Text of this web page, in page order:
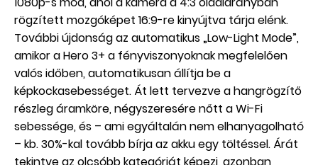
rögzített mozgóképet 16:9-re kinyújtva tárja elénk.
További újdonság az automatikus „Low-Light Mode”,
amikor a Hero 3+ a fényviszonyoknak megfelelően
valós időben, automatikusan állítja be a
képkockasebességet. Át lett tervezve a hangrögzítő
részleg áramköre, négyszeresére nőtt a Wi-Fi
sebessége, és – ami egyáltalán nem elhanyagolható
– kb. 30%-kal tovább bírja az akku egy töltéssel. Árát